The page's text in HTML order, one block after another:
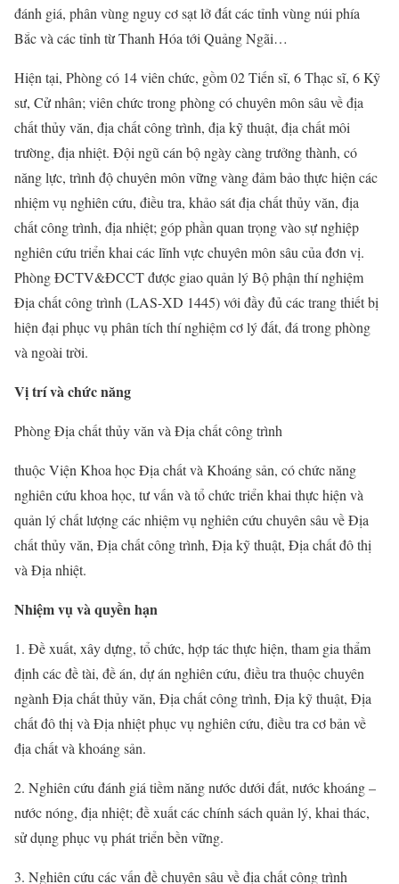
đánh giá, phân vùng nguy cơ sạt lở đất các tỉnh vùng núi phía
Bắc và các tỉnh từ Thanh Hóa tới Quảng Ngãi…
Hiện tại, Phòng có 14 viên chức, gồm 02 Tiến sĩ, 6 Thạc sĩ, 6 Kỹ
sư, Cử nhân; viên chức trong phòng có chuyên môn sâu về địa
chất thủy văn, địa chất công trình, địa kỹ thuật, địa chất môi
trường, địa nhiệt. Đội ngũ cán bộ ngày càng trưởng thành, có
năng lực, trình độ chuyên môn vững vàng đảm bảo thực hiện các
nhiệm vụ nghiên cứu, điều tra, khảo sát địa chất thủy văn, địa
chất công trình, địa nhiệt; góp phần quan trọng vào sự nghiệp
nghiên cứu triển khai các lĩnh vực chuyên môn sâu của đơn vị.
Phòng ĐCTV&ĐCCT được giao quản lý Bộ phận thí nghiệm
Địa chất công trình (LAS-XD 1445) với đầy đủ các trang thiết bị
hiện đại phục vụ phân tích thí nghiệm cơ lý đất, đá trong phòng
và ngoài trời.
Vị trí và chức năng
Phòng Địa chất thủy văn và Địa chất công trình
thuộc Viện Khoa học Địa chất và Khoáng sản, có chức năng
nghiên cứu khoa học, tư vấn và tổ chức triển khai thực hiện và
quản lý chất lượng các nhiệm vụ nghiên cứu chuyên sâu về Địa
chất thủy văn, Địa chất công trình, Địa kỹ thuật, Địa chất đô thị
và Địa nhiệt.
Nhiệm vụ và quyền hạn
1. Đề xuất, xây dựng, tổ chức, hợp tác thực hiện, tham gia thẩm
định các đề tài, đề án, dự án nghiên cứu, điều tra thuộc chuyên
ngành Địa chất thủy văn, Địa chất công trình, Địa kỹ thuật, Địa
chất đô thị và Địa nhiệt phục vụ nghiên cứu, điều tra cơ bản về
địa chất và khoáng sản.
2. Nghiên cứu đánh giá tiềm năng nước dưới đất, nước khoáng –
nước nóng, địa nhiệt; đề xuất các chính sách quản lý, khai thác,
sử dụng phục vụ phát triển bền vững.
3. Nghiên cứu các vấn đề chuyên sâu về địa chất công trình